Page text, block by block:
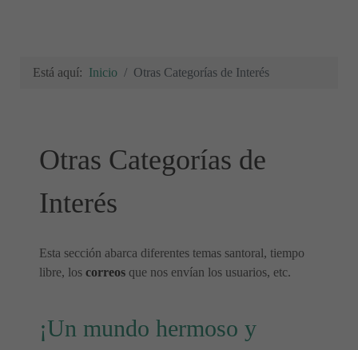
Está aquí: Inicio Otras Categorías de Interés
Otras Categorías de
Interés
Esta sección abarca diferentes temas santoral, tiempo
libre, los correos que nos envían los usuarios, etc.
¡Un mundo hermoso y